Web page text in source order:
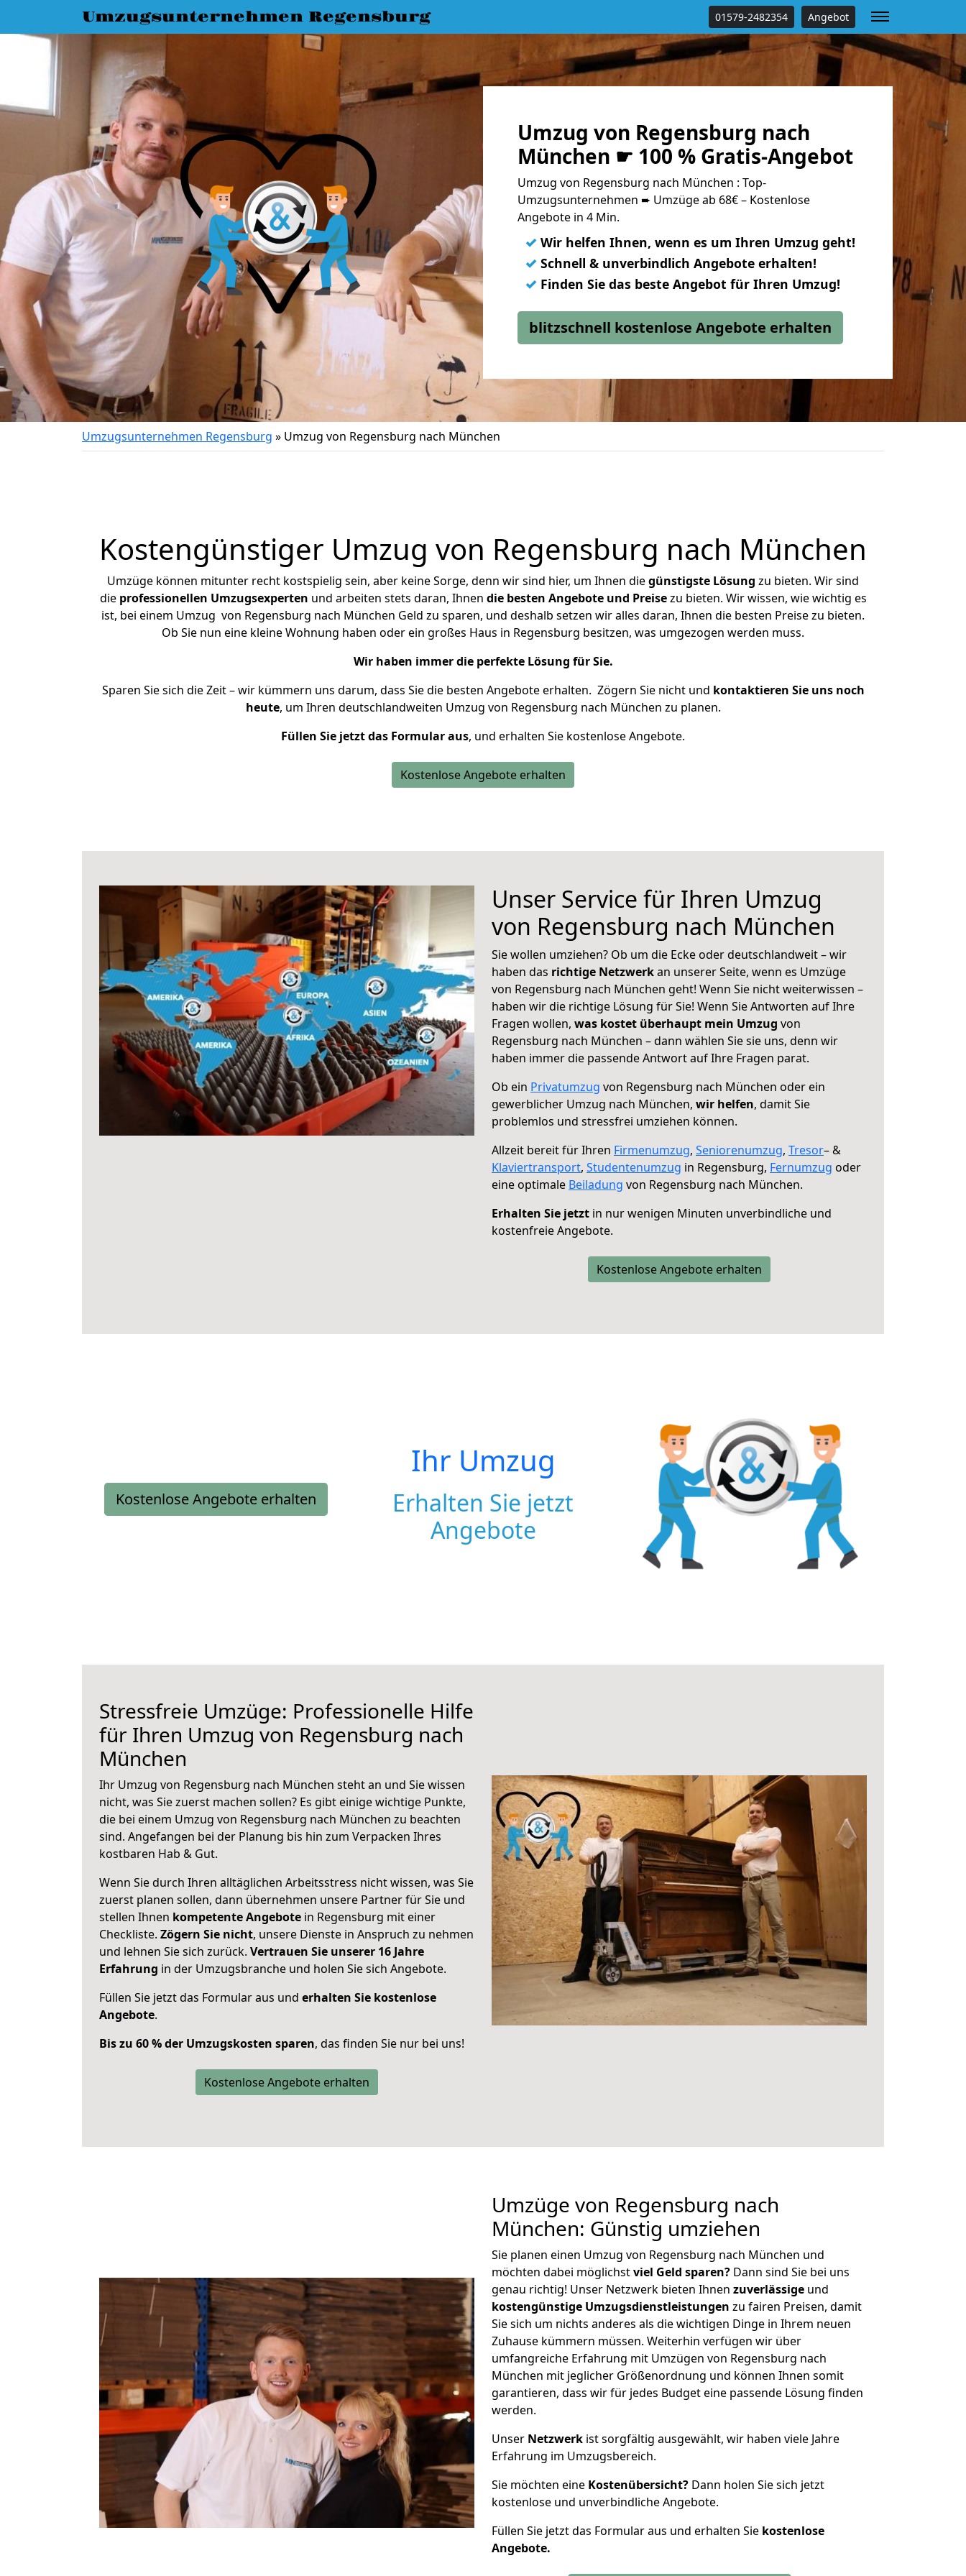
Umzugsunternehmen Regensburg 01579-2482354 Angebot
Umzug von Regensburg nach
München ☛ 100 % Gratis-Angebot
Umzug von Regensburg nach München : Top-
Umzugsunternehmen ➨ Umzüge ab 68€ – Kostenlose
Angebote in 4 Min.
✓ Wir helfen Ihnen, wenn es um Ihren Umzug geht!
✓ Schnell & unverbindlich Angebote erhalten!
✓ Finden Sie das beste Angebot für Ihren Umzug!
blitzschnell kostenlose Angebote erhalten
Umzugsunternehmen Regensburg » Umzug von Regensburg nach München
Kostengünstiger Umzug von Regensburg nach München
Umzüge können mitunter recht kostspielig sein, aber keine Sorge, denn wir sind hier, um Ihnen diegünstigste Lösung zu bieten. Wir sind
die professionellen Umzugsexperten und arbeiten stets daran, Ihnen die besten Angebote und Preisezu bieten. Wir wissen, wie wichtig es
ist, bei einem Umzug von Regensburg nach München Geld zu sparen, und deshalb setzen wir alles daran, Ihnen die besten Preise zu bieten.
Ob Sie nun eine kleine Wohnung haben oder ein großes Haus in Regensburg besitzen, was umgezogen werden muss.
Wir haben immer die perfekte Lösung für Sie.
Sparen Sie sich die Zeit – wir kümmern uns darum, dass Sie die besten Angebote erhalten. Zögern Sie nicht und kontaktieren Sie uns noch
heute, um Ihren deutschlandweiten Umzug von Regensburg nach München zu planen.
Füllen Sie jetzt das Formular aus, und erhalten Sie kostenlose Angebote.
Kostenlose Angebote erhalten
Unser Service für Ihren Umzug
von Regensburg nach München
Sie wollen umziehen? Ob um die Ecke oder deutschlandweit – wir
haben das richtige Netzwerkan unserer Seite, wenn es Umzüge
von Regensburg nach München geht! Wenn Sie nicht weiterwissen –
haben wir die richtige Lösung für Sie! Wenn Sie Antworten auf Ihre
Fragen wollen, was kostet überhaupt mein Umzug von
Regensburg nach München – dann wählen Sie sie uns, denn wir
haben immer die passende Antwort auf Ihre Fragen parat.
Ob ein Privatumzug von Regensburg nach München oder ein
gewerblicher Umzug nach München, wir helfen, damit Sie
problemlos und stressfrei umziehen können.
Allzeit bereit für Ihren Firmenumzug, Seniorenumzug, Tresor– &
Klaviertransport, Studentenumzug in Regensburg, Fernumzug oder
eine optimale Beiladung von Regensburg nach München.
Erhalten Sie jetzt in nur wenigen Minuten unverbindliche und
kostenfreie Angebote.
Kostenlose Angebote erhalten
Kostenlose Angebote erhalten
Ihr Umzug
Erhalten Sie jetzt
Angebote
Stressfreie Umzüge: Professionelle Hilfe
für Ihren Umzug von Regensburg nach
München
Ihr Umzug von Regensburg nach München steht an und Sie wissen
nicht, was Sie zuerst machen sollen? Es gibt einige wichtige Punkte,
die bei einem Umzug von Regensburg nach München zu beachten
sind. Angefangen bei der Planung bis hin zum Verpacken Ihres
kostbaren Hab & Gut.
Wenn Sie durch Ihren alltäglichen Arbeitsstress nicht wissen, was Sie
zuerst planen sollen, dann übernehmen unsere Partner für Sie und
stellen Ihnen kompetente Angebote in Regensburg mit einer
Checkliste. Zögern Sie nicht, unsere Dienste in Anspruch zu nehmen
und lehnen Sie sich zurück. Vertrauen Sie unserer 16 Jahre
Erfahrung in der Umzugsbranche und holen Sie sich Angebote.
Füllen Sie jetzt das Formular aus und erhalten Sie kostenlose
Angebote.
Bis zu 60 % der Umzugskosten sparen, das finden Sie nur bei uns!
Kostenlose Angebote erhalten
Umzüge von Regensburg nach
München: Günstig umziehen
Sie planen einen Umzug von Regensburg nach München und
möchten dabei möglichstviel Geld sparen? Dann sind Sie bei uns
genau richtig! Unser Netzwerk bieten Ihnen zuverlässige und
kostengünstige Umzugsdienstleistungen zu fairen Preisen, damit
Sie sich um nichts anderes als die wichtigen Dinge in Ihrem neuen
Zuhause kümmern müssen. Weiterhin verfügen wir über
umfangreiche Erfahrung mit Umzügen von Regensburg nach
München mit jeglicher Größenordnung und können Ihnen somit
garantieren, dass wir für jedes Budget eine passende Lösung finden
werden.
Unser Netzwerk ist sorgfältig ausgewählt, wir haben viele Jahre
Erfahrung im Umzugsbereich.
Sie möchten eine Kostenübersicht? Dann holen Sie sich jetzt
kostenlose und unverbindliche Angebote.
Füllen Sie jetzt das Formular aus und erhalten Sie kostenlose
Angebote.